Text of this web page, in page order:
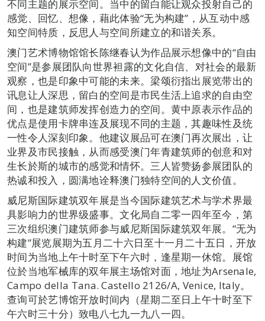
不同主题的展示空间。当中的留白能让观众投射自己的
感觉、回忆、想像，藉此体验“无为构建”，从互动中感
知空间特质，反思人与空间所建立的和谐关系。
澳门艺术博物馆馆长陈继春认为作品展示想像中的“自由
空间”是参展团队向世界袒露的文化自信、对社会的最新
观察，也是印象中可能的未来。梁颂衍指出展览带出的
讯息让人深思，留白的空间是市民生活上追求的自由空
间，也是建筑师发挥创造力的空间。黄中原表示作品的
优点是使用卡牌串连及展现不同的主题，其趣味性及统
一性令人深刻印象。他建议展品可在澳门再次展出，让
业界及市民接触，从而感受澳门年青建筑师的创意和对
生长於斯的城市的感觉和情怀。三人皆赞扬参展团队的
热诚和投入，圆满地诠释澳门独特空间的人文价值。
威尼斯国际建筑双年展是当今国际建筑艺术与学术界最
具影响力的世界级盛事。文化局自二零一四年至今，第
三次组织澳门建筑师参与威尼斯国际建筑双年展。“无为
构建”展览展期为五月二十六日至十一月二十五日，开放
时间为当地上午十时至下午六时，逢星期一休馆。展馆
位於当地军械库的双年展主场馆对面，地址为Arsenale,
Campo della Tana. Castello 2126/A, Venice, Italy。
查询可於艺博馆开放时间内（星期二至日上午十时至下
午六时三十分）致电八七九一九八一四。